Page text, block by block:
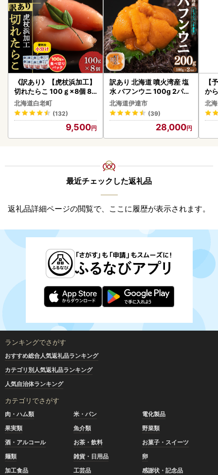
《訳あり》【虎杖浜加工】
切れたらこ 100ｇ×8個 80
0g AK081
北海道白老町
(132)
9,500
訳あり 北海道 噴火湾産 塩
水 バフンウニ 100g 2パッ
ク 計200g 《アフター保証
付き》うに ウニ 雲丹 海鮮
海の幸 魚介類 ウニ丼 お寿
司 濃厚 無添加 産地直送 お
取り寄せ 山村水産 送料無
北海道伊達市
(39)
28,000
【
か
ら
g (
)【
北
最近チェックした返礼品
返礼品詳細ページの閲覧で、ここに履歴が表示されます。
ランキングでさがす
おすすめ総合人気返礼品ランキング
カテゴリ別人気返礼品ランキング
人気自治体ランキング
カテゴリでさがす
肉・ハム類 米・パン
電化製品
果実類
魚介類
野菜類
酒・アルコール
お茶・飲料
お菓子・スイーツ
麺類
雑貨・日用品
卵
加工食品
工芸品
感謝状・記念品